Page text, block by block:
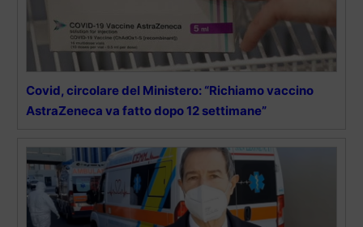
Covid, circolare del Ministero: “Richiamo vaccino
AstraZeneca va fatto dopo 12 settimane”